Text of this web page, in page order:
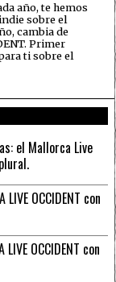
año, te hemos
sobre el
cambia de
Primer
ti sobre el
el Mallorca Live
LIVE OCCIDENT con
LIVE OCCIDENT con